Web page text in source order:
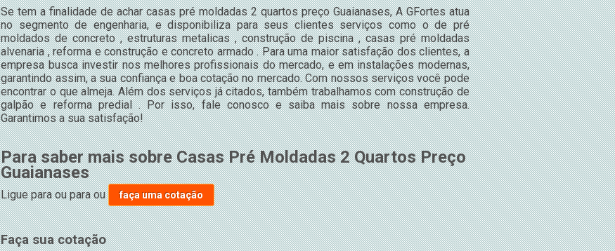
Se tem a finalidade de achar casas pré moldadas 2 quartos preço Guaianases, A GFortes atua
no segmento de engenharia, e disponibiliza para seus clientes serviços como o de pré
moldados de concreto , estruturas metalicas , construção de piscina , casas pré moldadas
alvenaria , reforma e construção e concreto armado . Para uma maior satisfação dos clientes, a
empresa busca investir nos melhores profissionais do mercado, e em instalações modernas,
garantindo assim, a sua confiança e boa cotação no mercado. Com nossos serviços você pode
encontrar o que almeja. Além dos serviços já citados, também trabalhamos com construção de
galpão e reforma predial . Por isso, fale conosco e saiba mais sobre nossa empresa.
Garantimos a sua satisfação!
Para saber mais sobre Casas Pré Moldadas 2 Quartos Preço
Guaianases
Ligue paraou paraou faça uma cotação
Faça sua cotação